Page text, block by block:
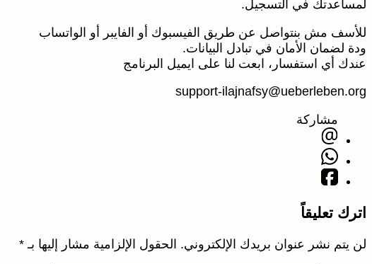
لمساعدتك في التسجيل.
للأسف مش بنتواصل عن طريق الفيسبوك أو الفايبر أو الواتساب
ودة لضمان الأمان في تبادل البيانات.
عندك أي استفسار، ابعت لنا على ايميل البرنامج
support-ilajnafsy@ueberleben.org
مشاركة
اترك تعليقاً
لن يتم نشر عنوان بريدك الإلكتروني. الحقول الإلزامية مشار إليها بـ *